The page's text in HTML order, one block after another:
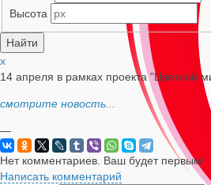
Высота
x
14 апреля в рамках проекта "Цветной
смотрите новость...
—
Нет комментариев. Ваш будет первым!
Написать комментарий